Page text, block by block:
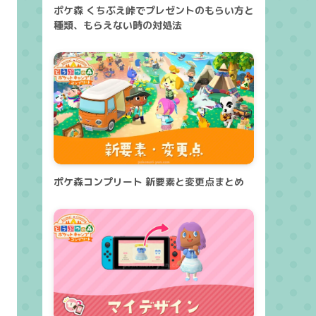
ポケ森 くちぶえ峠でプレゼントのもらい方と
種類、もらえない時の対処法
ポケ森コンプリート 新要素と変更点まとめ